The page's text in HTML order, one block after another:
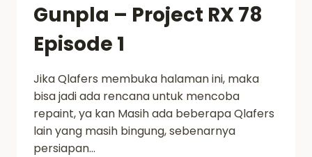
Gunpla – Project RX 78
Episode 1
Jika Qlafers membuka halaman ini, maka
bisa jadi ada rencana untuk mencoba
repaint, ya kan Masih ada beberapa Qlafers
lain yang masih bingung, sebenarnya
persiapan…